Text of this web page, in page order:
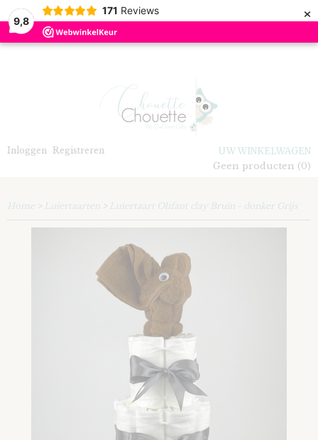
9,8
171 Reviews ×
Inloggen Registreren
UW WINKELWAGEN
Geen producten (0)
Home > Luiertaarten > Luiertaart Olifant clay Bruin - donker Grijs